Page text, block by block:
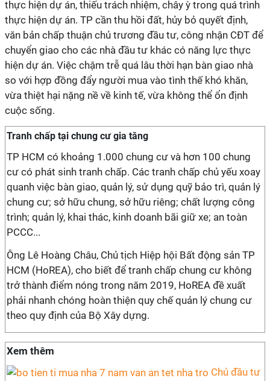
thực hiện dự án, thiếu trách nhiệm, chây ỳ trong quá trình
thực hiện dự án. TP cần thu hồi đất, hủy bỏ quyết định,
văn bản chấp thuận chủ trương đầu tư, công nhận CĐT để
chuyển giao cho các nhà đầu tư khác có năng lực thực
hiện dự án. Việc chậm trễ quá lâu thời hạn bàn giao nhà
so với hợp đồng đẩy người mua vào tình thế khó khăn,
vừa thiệt hại nặng nề về kinh tế, vừa không thể ổn định
cuộc sống.
Tranh chấp tại chung cư gia tăng
TP HCM có khoảng 1.000 chung cư và hơn 100 chung
cư có phát sinh tranh chấp. Các tranh chấp chủ yếu xoay
quanh việc bàn giao, quản lý, sử dụng quỹ bảo trì, quản lý
chung cư; sở hữu chung, sở hữu riêng; chất lượng công
trình; quản lý, khai thác, kinh doanh bãi giữ xe; an toàn
PCCC...
Ông Lê Hoàng Châu, Chủ tịch Hiệp hội Bất động sản TP
HCM (HoREA), cho biết để tranh chấp chung cư không
trở thành điểm nóng trong năm 2019, HoREA đề xuất
phải nhanh chóng hoàn thiện quy chế quản lý chung cư
theo quy định của Bộ Xây dựng.
Xem thêm
Chủ đầu tư